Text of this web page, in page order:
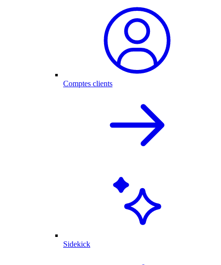
Comptes clients
Sidekick